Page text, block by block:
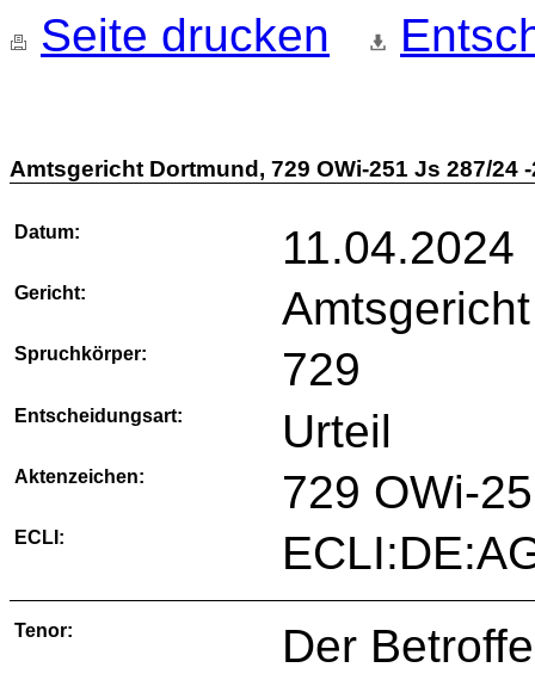
Seite drucken
Amtsgericht Dortmund, 729 OWi-251 Js 287/24
Datum: 11.04.2024
Gericht:
Spruchkörper: 729
Entscheidungsart: Urteil
Aktenzeichen: 729 OWi-
ECLI:
Tenor:
Der